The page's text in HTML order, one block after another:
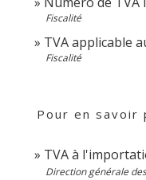
Fiscalité
TVA applicable
Fiscalité
Pour en savoir
TVA à
Direction générale